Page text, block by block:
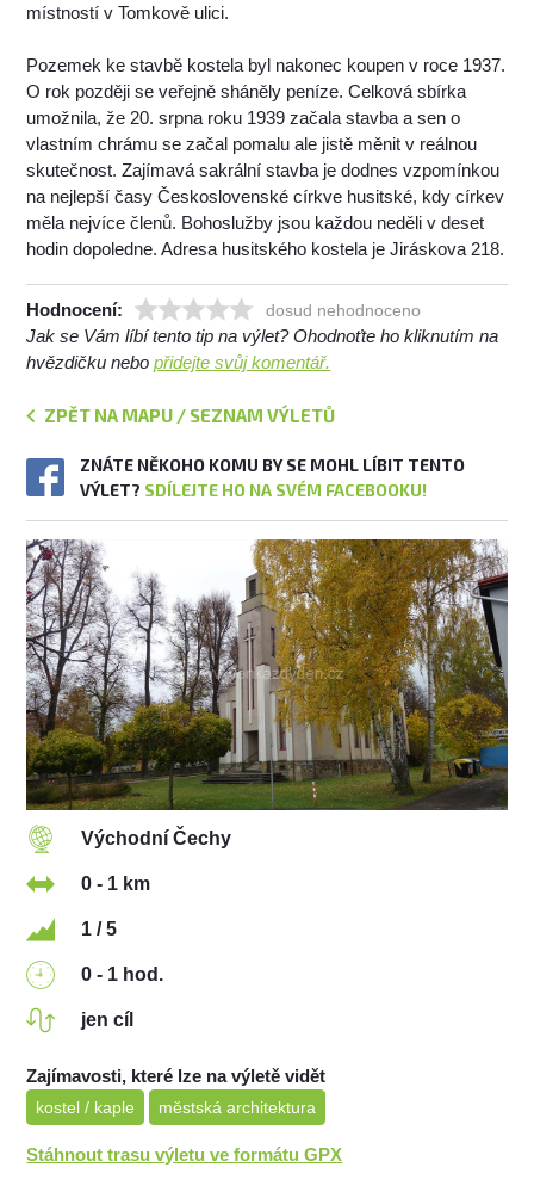
místností v Tomkově ulici.
Pozemek ke stavbě kostela byl nakonec koupen v roce 1937.
O rok později se veřejně sháněly peníze. Celková sbírka
umožnila, že 20. srpna roku 1939 začala stavba a sen o
vlastním chrámu se začal pomalu ale jistě měnit v reálnou
skutečnost. Zajímavá sakrální stavba je dodnes vzpomínkou
na nejlepší časy Československé církve husitské, kdy církev
měla nejvíce členů. Bohoslužby jsou každou neděli v deset
hodin dopoledne. Adresa husitského kostela je Jiráskova 218.
Hodnocení: dosud nehodnoceno
Jak se Vám líbí tento tip na výlet? Ohodnoťte ho kliknutím na
hvězdičku nebopřidejte svůj komentář.
ZPĚT NA MAPU / SEZNAM VÝLETŮ
ZNÁTE NĚKOHO KOMU BY SE MOHL LÍBIT TENTO
VÝLET? SDÍLEJTE HO NA SVÉM FACEBOOKU!
Východní Čechy
0 - 1 km
1 / 5
0 - 1 hod.
jen cíl
Zajímavosti, které lze na výletě vidět
kostel / kaple městská architektura
Stáhnout trasu výletu ve formátu GPX